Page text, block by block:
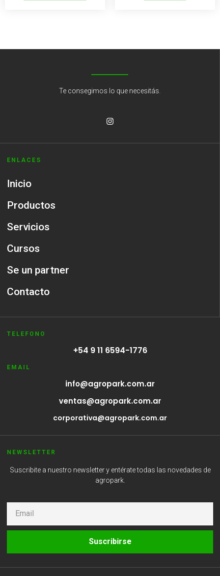
Te consegimos lo que necesitás.
ENLACES
Inicio
Productos
Servicios
Cursos
Se un partner
Contacto
TELEFONO
+54 9 11 6594-1776
EMAIL
info@agropark.com.ar
ventas@agropark.com.ar
corporativa@agropark.com.ar
NEWSLETTER
Suscribite a nuestro newsletter y entérate todas las novedades de
agropark.
Suscribirse